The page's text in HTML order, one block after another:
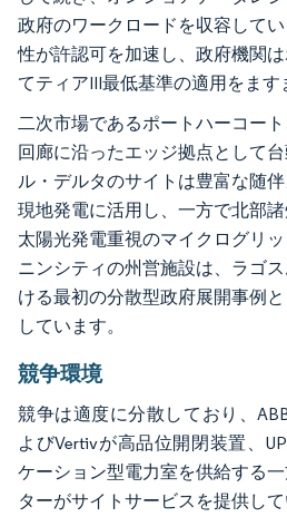
政府のワークロードを収容して
性が許認可を加速し、政府機関
てティアIII最低基準の適用をます
二次市場であるポートハーコー
回廊に沿ったエッジ拠点として
ル・デルタのサイトは豊富な随
現地発電に活用し、一方で北部
太陽光発電重視のマイクログリ
ニンシティの州営施設は、ラゴ
ける最初の分散型政府展開事例
しています。
競争環境
競争は適度に分散しており、
よびVertivが高品位開閉装置、
ケーション型電力室を供給する
ターがサイトサービスを提供し